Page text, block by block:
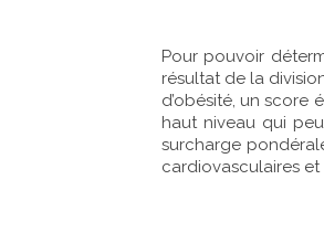
Pour pouvoir
résultat de la
d’obésité, un score
haut niveau qui
surcharge
cardiovasculaires